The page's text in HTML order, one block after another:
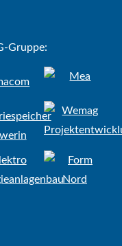
Gruppe: